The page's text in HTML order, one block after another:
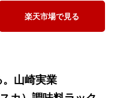
楽天市場で見る
山崎実業